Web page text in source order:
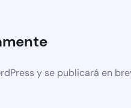
y se publicará en